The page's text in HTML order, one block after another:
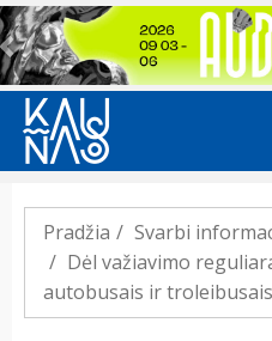
Previous
Pradžia
Svarbi
Dėl važiavimo
autobusais ir